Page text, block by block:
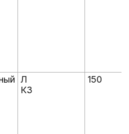
Л
КЗ
150